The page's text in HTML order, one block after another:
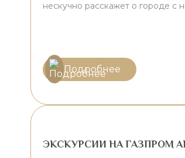
нескучно расскажет о городе с
Подробнее
ЭКСКУРСИИ НА ГАЗПРОМ